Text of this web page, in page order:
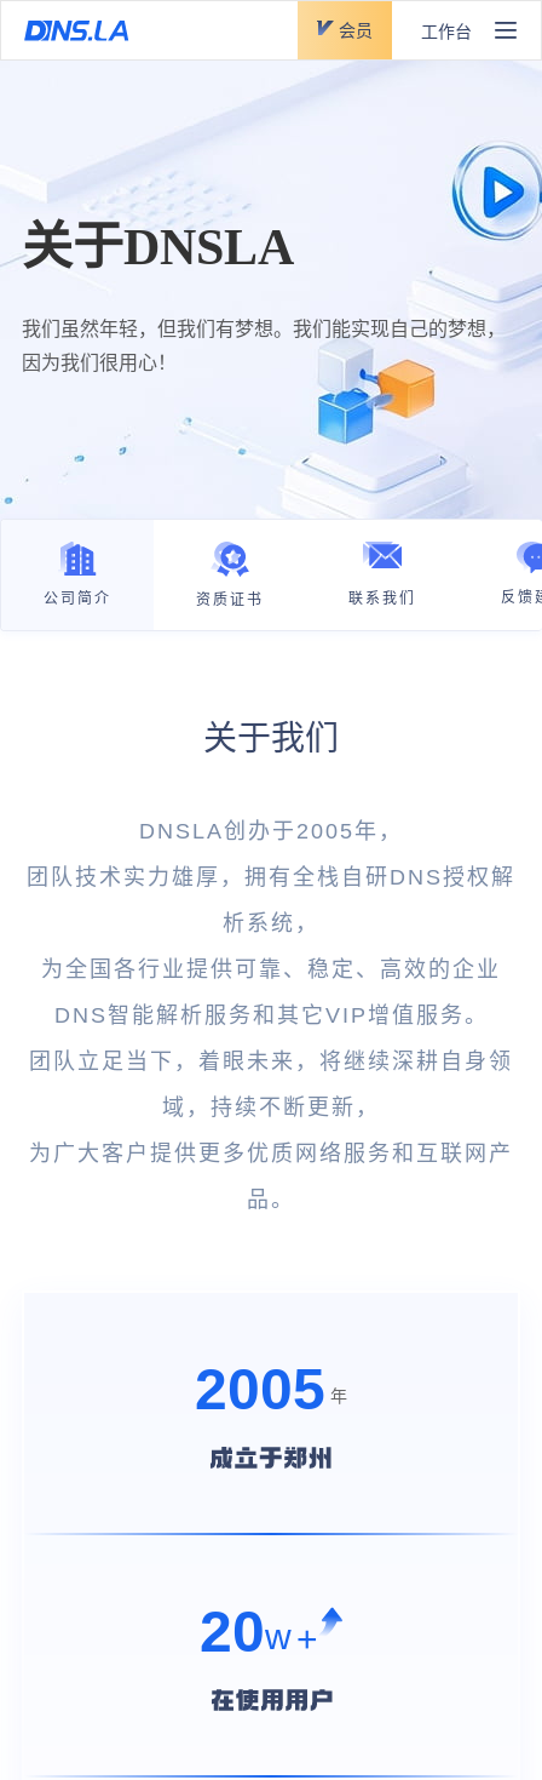
会员 工作台
关于DNSLA
我们虽然年轻，但我们有梦想。我们能实现自己的梦想，
因为我们很用心！
公司简介 资质证书 联系我们 反馈
关于我们
DNSLA创办于2005年，
团队技术实力雄厚，拥有全栈自研DNS授权解
析系统，
为全国各行业提供可靠、稳定、高效的企业
DNS智能解析服务和其它VIP增值服务。
团队立足当下，着眼未来，将继续深耕自身领
域，持续不断更新，
为广大客户提供更多优质网络服务和互联网产
品。
2005 年
20w+